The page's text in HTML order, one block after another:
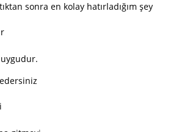
sonra en kolay hatırladığım şey